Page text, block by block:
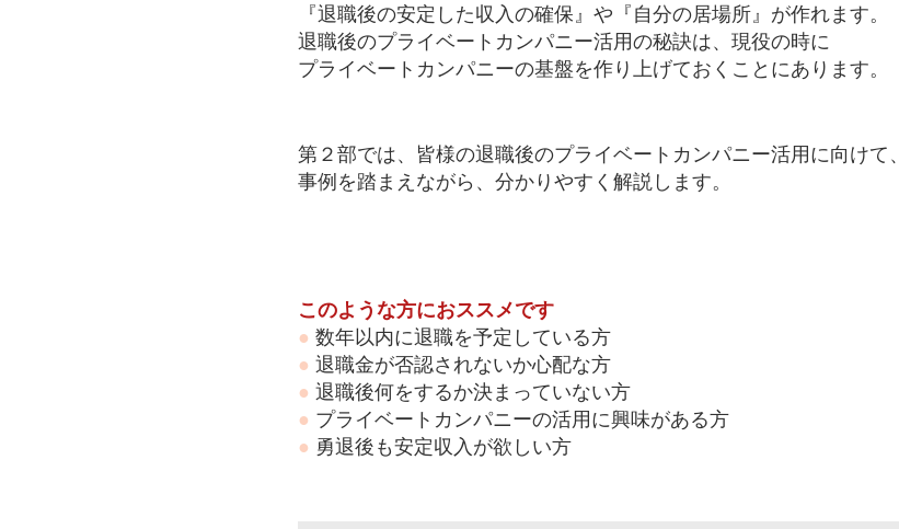
『退職後の安定した収入の確保』や『自分の居場所』が作れます。
退職後のプライベートカンパニー活用の秘訣は、現役の時に
プライベートカンパニーの基盤を作り上げておくことにあります。
第２部では、皆様の退職後のプライベートカンパニー活用に向けて、
事例を踏まえながら、分かりやすく解説します。
このような方におススメです
● 数年以内に退職を予定している方
● 退職金が否認されないか心配な方
● 退職後何をするか決まっていない方
● プライベートカンパニーの活用に興味がある方
● 勇退後も安定収入が欲しい方